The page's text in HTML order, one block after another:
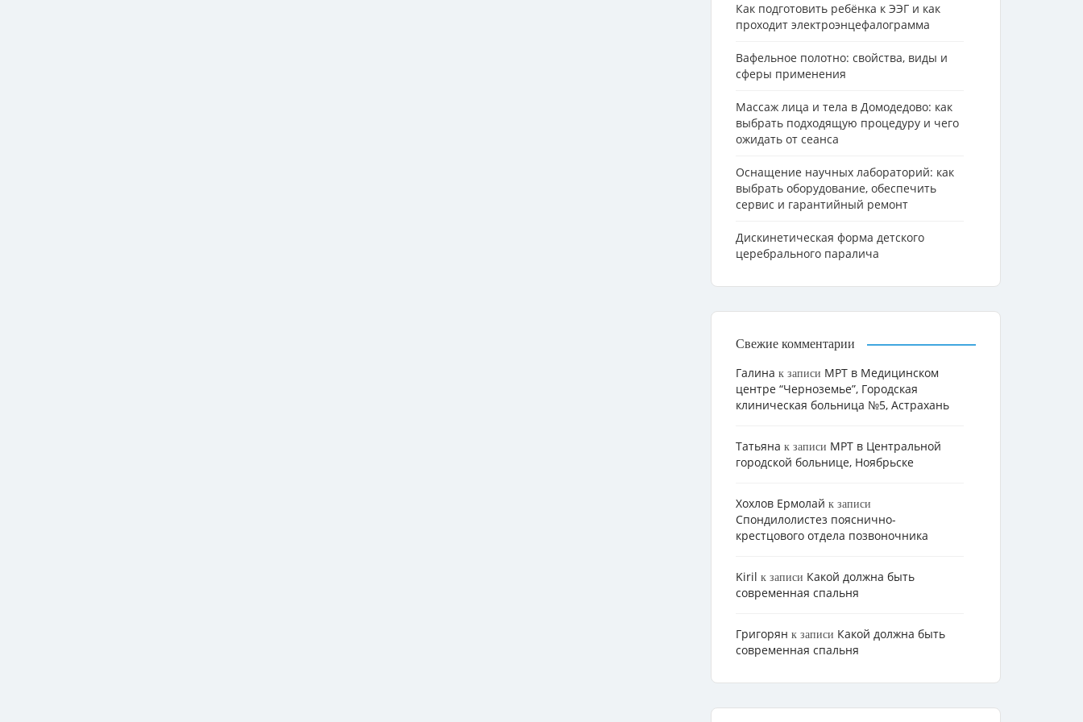
Как подготовить ребёнка к ЭЭГ и как
проходит электроэнцефалограмма
Вафельное полотно: свойства, виды и
сферы применения
Массаж лица и тела в Домодедово: как
выбрать подходящую процедуру и чего
ожидать от сеанса
Оснащение научных лабораторий: как
выбрать оборудование, обеспечить
сервис и гарантийный ремонт
Дискинетическая форма детского
церебрального паралича
Свежие комментарии
Галина к записи МРТ в Медицинском
центре “Черноземье”, Городская
клиническая больница №5, Астрахань
Татьяна к записи МРТ в Центральной
городской больнице, Ноябрьске
Хохлов Ермолай к записи
Cпондилолистез пояснично-
крестцового отдела позвоночника
Kiril к записи Какой должна быть
современная спальня
Григорян к записи Какой должна быть
современная спальня